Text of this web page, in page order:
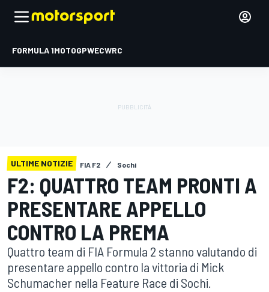
FORMULA 1MOTOGPWECWRC
ULTIME NOTIZIE FIA F2 Sochi
F2: QUATTRO TEAM PRONTI A
PRESENTARE APPELLO
CONTRO LA PREMA
Quattro team di FIA Formula 2 stanno valutando di
presentare appello contro la vittoria di Mick
Schumacher nella Feature Race di Sochi.